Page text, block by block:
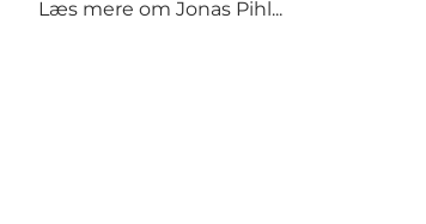
Læs mere om Jonas Pihl...